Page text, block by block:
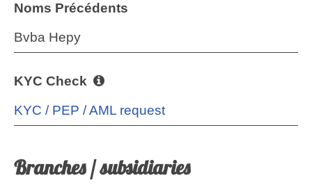
Noms Précédents
Bvba Hepy
KYC Check
KYC / PEP / AML request
Branches / subsidiaries